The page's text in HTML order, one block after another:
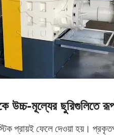
উচ্চ-মূল্যের ছুরিগুলিতে
প্রায়ই ফেলে দেওয়া হয়।